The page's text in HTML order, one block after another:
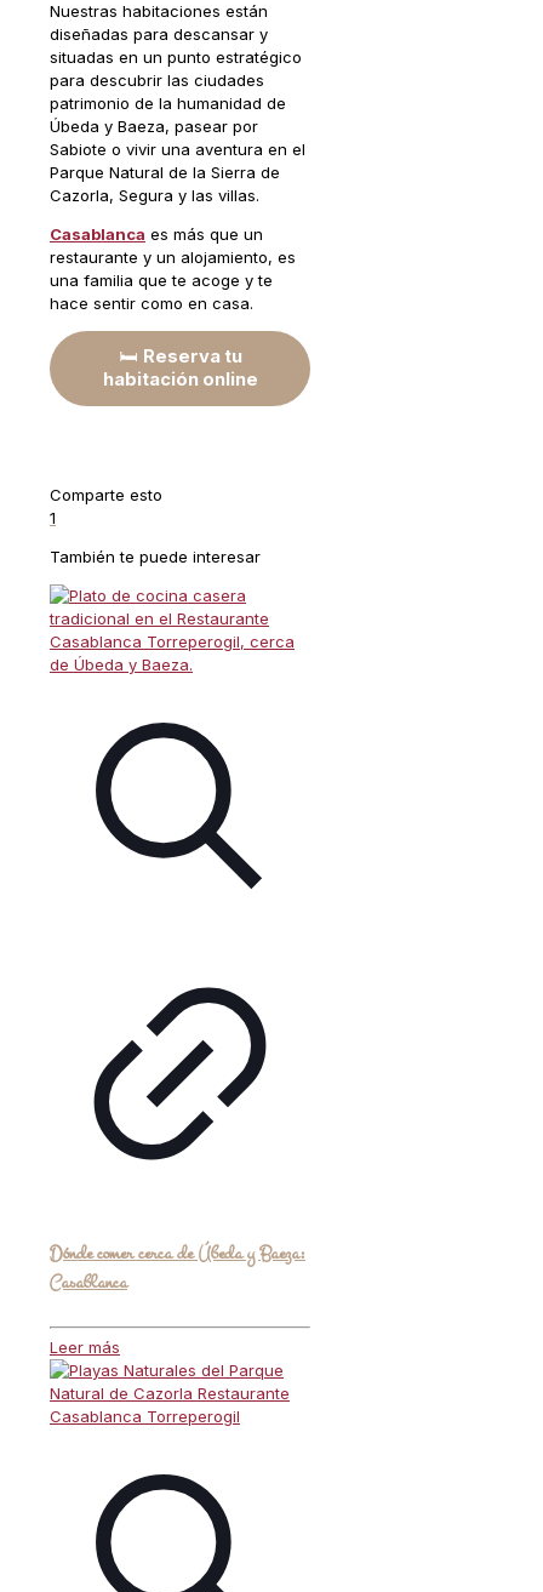
Nuestras habitaciones están
diseñadas para descansar y
situadas en un punto estratégico
para descubrir las ciudades
patrimonio de la humanidad de
Úbeda y Baeza, pasear por
Sabiote o vivir una aventura en el
Parque Natural de la Sierra de
Cazorla, Segura y las villas.
Casablanca es más que un
restaurante y un alojamiento, es
una familia que te acoge y te
hace sentir como en casa.
🛏️ Reserva tu
habitación online
Comparte esto
1
También te puede interesar
Dónde comer cerca de Úbeda y Baeza:
Casablanca
Leer más